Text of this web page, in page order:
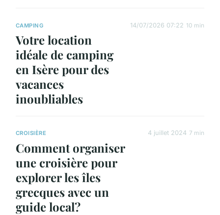
CAMPING
Votre location
idéale de camping
en Isère pour des
vacances
inoubliables
14/07/2026 07:22 10 min
CROISIÈRE
Comment organiser
une croisière pour
explorer les îles
grecques avec un
guide local?
4 juillet 2024 7 min